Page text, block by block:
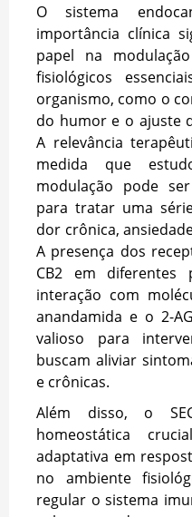
O sistema
importância clínica
papel na
fisiológicos
organismo, como o
do humor e o ajuste
A relevância
medida que
modulação pode
para tratar uma
dor crônica,
A presença dos
CB2 em
interação com
anandamida e o 2-
valioso para
buscam aliviar
e crônicas.
Além disso, o
homeostática
adaptativa em
no ambiente
regular o sistema